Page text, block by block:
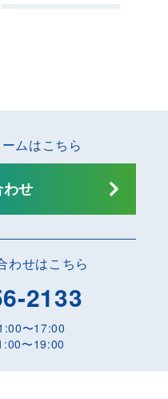
わせはこちら
2133
〜17:00
〜19:00
ムはこちら
せ